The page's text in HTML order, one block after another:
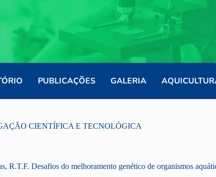
PUBLICAÇÕES GALERIA
CIENTÍFICA E TECNOLÓGICA
Desafios do melhoramento genético de organismos